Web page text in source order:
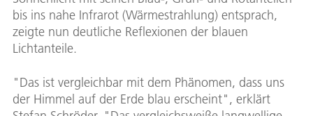
bis ins nahe Infrarot (Wärmestrahlung) entsprach,
zeigte nun deutliche Reflexionen der blauen
Lichtanteile.
"Das ist vergleichbar mit dem Phänomen, dass uns
der Himmel auf der Erde blau erscheint", erklärt